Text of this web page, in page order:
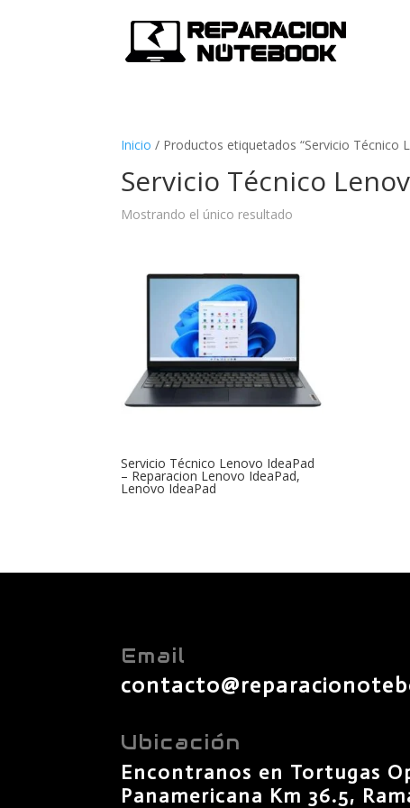
Inicio / Productos etiquetados “Servicio Técnico
Servicio Técnico
Mostrando el único resultado
Servicio Técnico Lenovo IdeaPad
– Reparacion Lenovo IdeaPad,
Lenovo IdeaPad
Email
Ubicación
Encontranos en Tortugas
Panamericana Km 36.5,